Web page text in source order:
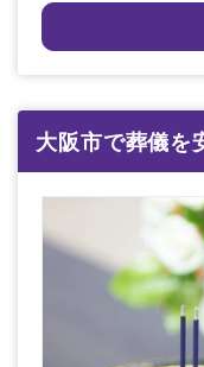
大阪市で葬儀を